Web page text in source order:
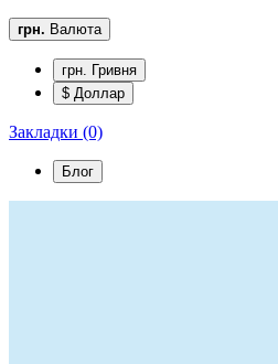
грн. Валюта
грн. Гривня
$ Доллар
Закладки (0)
Блог